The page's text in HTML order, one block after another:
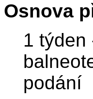
Osnova
1 týden
podání